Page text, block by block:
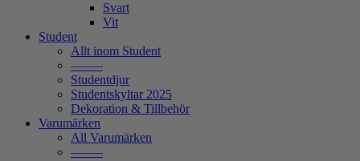
Svart
Vit
Student
Allt inom Student
——–
Studentdjur
Studentskyltar 2025
Dekoration & Tillbehör
Varumärken
All Varumärken
——–